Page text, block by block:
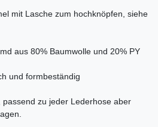
mit Lasche zum hochknöpfen, siehe
aus 80% Baumwolle und 20% PY
und formbeständig
zu jeder Lederhose aber